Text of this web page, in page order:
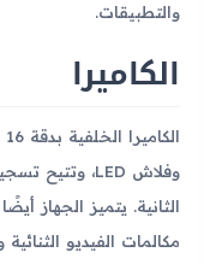
والتطبيقات.
الكاميرا